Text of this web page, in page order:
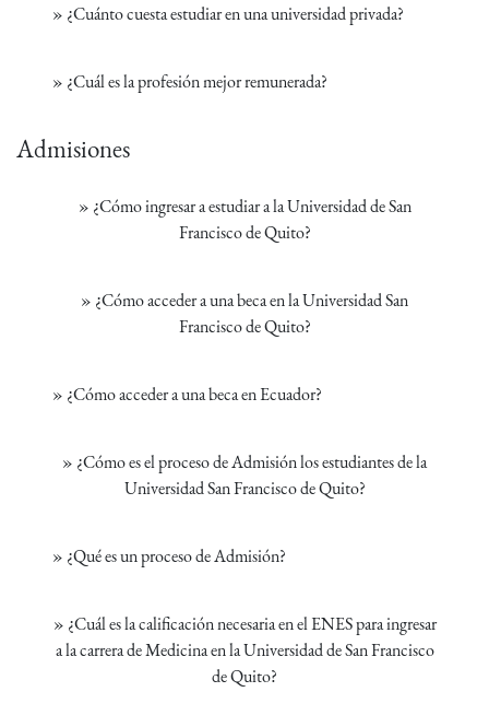
» ¿Cuánto cuesta estudiar en una universidad privada?
» ¿Cuál es la profesión mejor remunerada?
Admisiones
» ¿Cómo ingresar a estudiar a la Universidad de San
Francisco de Quito?
» ¿Cómo acceder a una beca en la Universidad San
Francisco de Quito?
» ¿Cómo acceder a una beca en Ecuador?
» ¿Cómo es el proceso de Admisión los estudiantes de la
Universidad San Francisco de Quito?
» ¿Qué es un proceso de Admisión?
» ¿Cuál es la calificación necesaria en el ENES para ingresar
a la carrera de Medicina en la Universidad de San Francisco
de Quito?